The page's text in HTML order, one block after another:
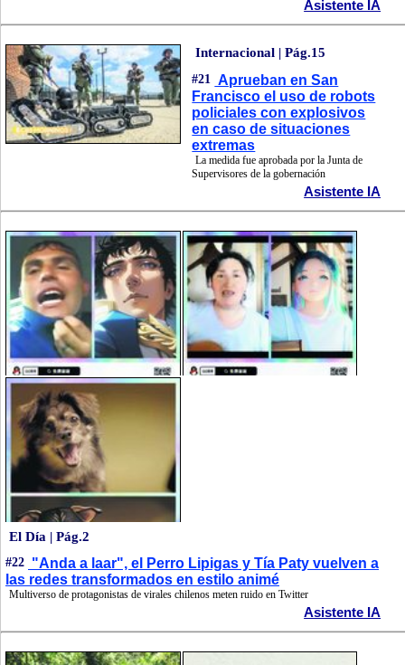
Asistente IA
Internacional | Pág.15
#21
Aprueban en San
Francisco el uso de robots
policiales con explosivos
en caso de situaciones
extremas
La medida fue aprobada por la Junta de
Supervisores de la gobernación
Asistente IA
El Día | Pág.2
#22 "Anda a laar", el Perro Lipigas y Tía Paty vuelven a
las redes transformados en estilo animé
Multiverso de protagonistas de virales chilenos meten ruido en Twitter
Asistente IA